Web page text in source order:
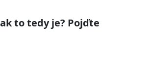
to tedy je? Pojďte